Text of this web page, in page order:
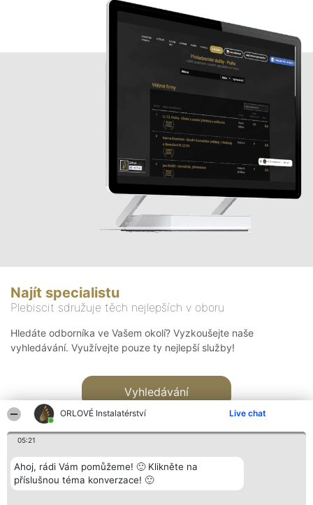
ORLOVÉ Instalatérství Live chat
05:21
Ahoj, rádi Vám pomůžeme! 🙂 Klikněte na
příslušnou téma konverzace! 🙂
Najít specialistu
Plebiscit sdružuje těch nejlepších v oboru
Hledáte odborníka ve Vašem okolí? Vyzkoušejte naše
vyhledávání. Využívejte pouze ty nejlepší služby!
Vyhledávání